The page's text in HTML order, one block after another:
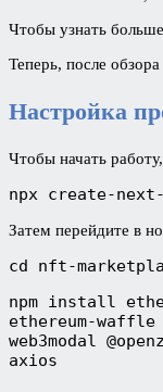
Чтобы узнать
Теперь, после
Настройка
Чтобы начать
npx create-
Затем перейдите в
cd nft-
npm install
ethereum-
web3modal
axios